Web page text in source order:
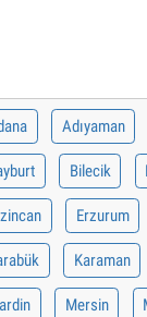
Adıyaman
Bilecik
Erzurum
Karaman
Mersin